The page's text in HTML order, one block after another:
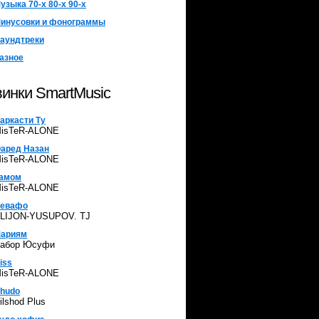
лучшим!
ДОБАВЬ МУЗЫКУ
70-х 80-х 90-х
и фонограммы
SmartMusic
Ту
ALONE
Назан
ALONE
ALONE
YUSUPOV. TJ
Юсуфи
ALONE
Plus